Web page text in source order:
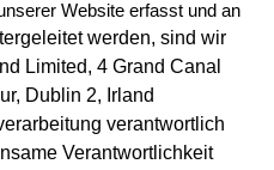
Website erfasst und an
werden, sind wir
Limited, 4 Grand Canal
Dublin 2, Irland
verantwortlich
Verantwortlichkeit